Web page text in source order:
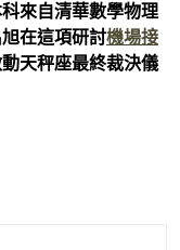
來自清華數學物理
在這項研討機場接
天秤座最終裁決儀